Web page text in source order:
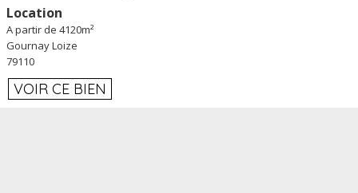
Location
A partir de 4120m²
Gournay Loize
79110
VOIR CE BIEN